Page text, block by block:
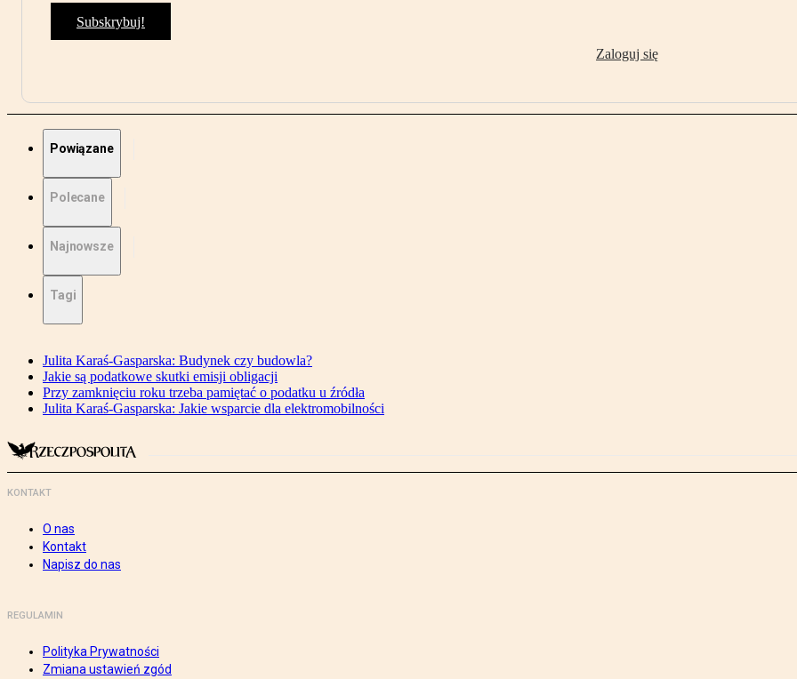
Subskrybuj!
Zaloguj się
Powiązane
Polecane
Najnowsze
Tagi
Julita Karaś-Gasparska: Budynek czy budowla?
Jakie są podatkowe skutki emisji obligacji
Przy zamknięciu roku trzeba pamiętać o podatku u źródła
Julita Karaś-Gasparska: Jakie wsparcie dla elektromobilności
KONTAKT
O nas
Kontakt
Napisz do nas
REGULAMIN
Polityka Prywatności
Zmiana ustawień zgód